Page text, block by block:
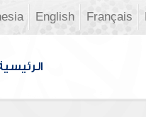
Français
English